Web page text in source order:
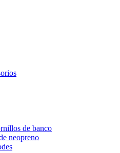
de banco
neopreno